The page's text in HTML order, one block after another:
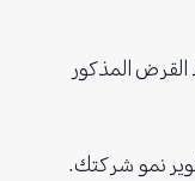
المذكور
نمو شركتك.